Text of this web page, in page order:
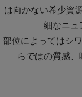
は向かない希少資
細なニュ
部位によってはシ
らではの質感、